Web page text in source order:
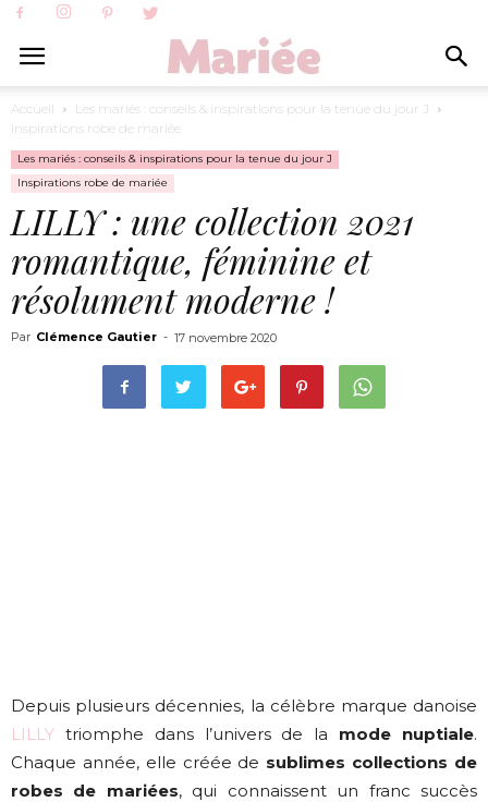
Accueil
Les mariés : conseils & inspirations pour la tenue du jour J
Inspirations robe de mariée
Les mariés : conseils & inspirations pour la tenue du jour J
Inspirations robe de mariée
LILLY : une collection 2021
romantique, féminine et
résolument moderne !
Par Clémence Gautier - 17 novembre 2020
Depuis plusieurs décennies, la célèbre marque danoise
LILLY triomphe dans l’univers de la mode nuptiale.
Chaque année, elle créée de sublimes collections de
robes de mariées, qui connaissent un franc succès